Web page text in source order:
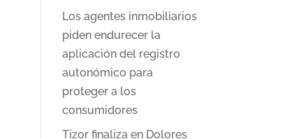
Los agentes inmobiliarios
piden endurecer la
aplicación del registro
autonómico para
proteger a los
consumidores
Tizor finaliza en Dolores